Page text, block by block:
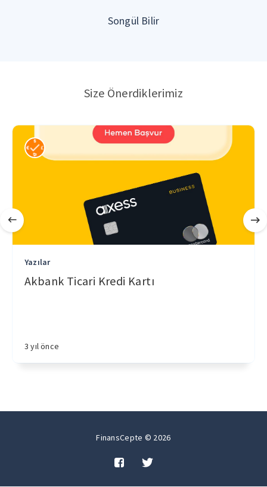
Songül Bilir
Size Önerdiklerimiz
Yazılar
Akbank Ticari Kredi Kartı
3 yıl önce
FinansCepte © 2026